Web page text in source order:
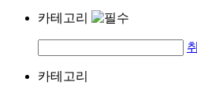
카테고리
카테고리